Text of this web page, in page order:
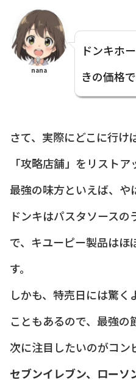
nana
ドンキホ
きの価格
さて、実際にどこに行け
「攻略店舗」をリストア
最強の味方といえば、や
ドンキはパスタソース
で、キユーピー製品はほ
す。
しかも、特売日には驚
こともあるので、最強の
次に注目したいのがコン
セブンイレブン、ローソ